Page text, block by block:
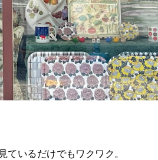
いるだけでもワクワク。